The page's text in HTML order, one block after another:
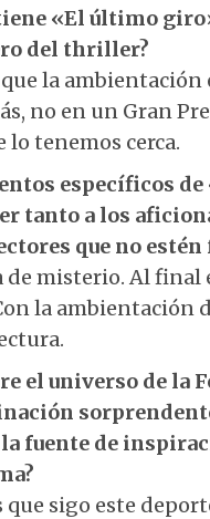
«El último
del thriller?
la
no en un Gran
lo tenemos cerca.
específicos
tanto a los
que no
de misterio. Al
la ambientación
el universo de la
fuente de
que sigo este